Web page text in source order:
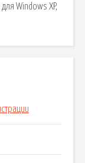
Windows XP,